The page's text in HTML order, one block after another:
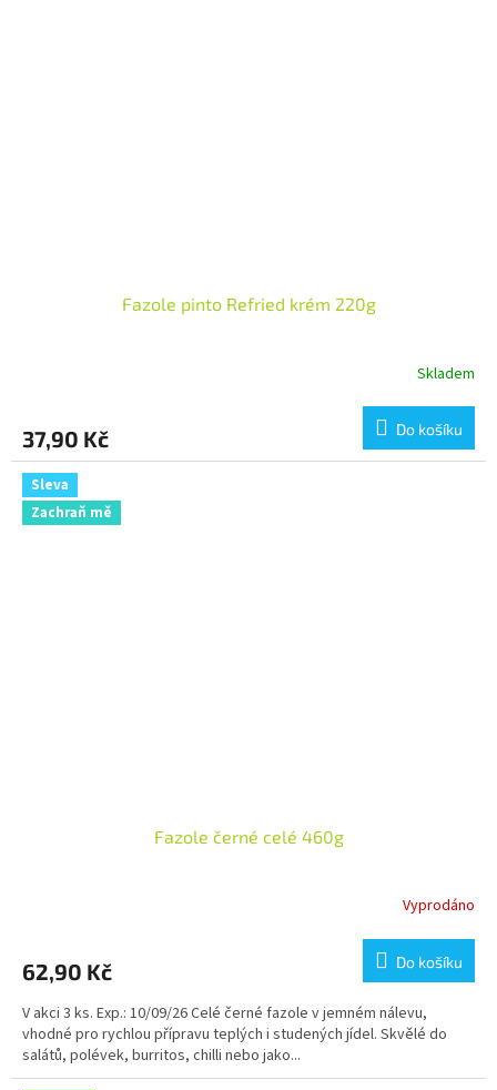
Fazole pinto Refried krém 220g
Skladem
37,90 Kč Do košíku
Sleva
Zachraň mě
Fazole černé celé 460g
Vyprodáno
62,90 Kč Do košíku
V akci 3 ks. Exp.: 10/09/26 Celé černé fazole v jemném nálevu,
vhodné pro rychlou přípravu teplých i studených jídel. Skvělé do
salátů, polévek, burritos, chilli nebo jako...